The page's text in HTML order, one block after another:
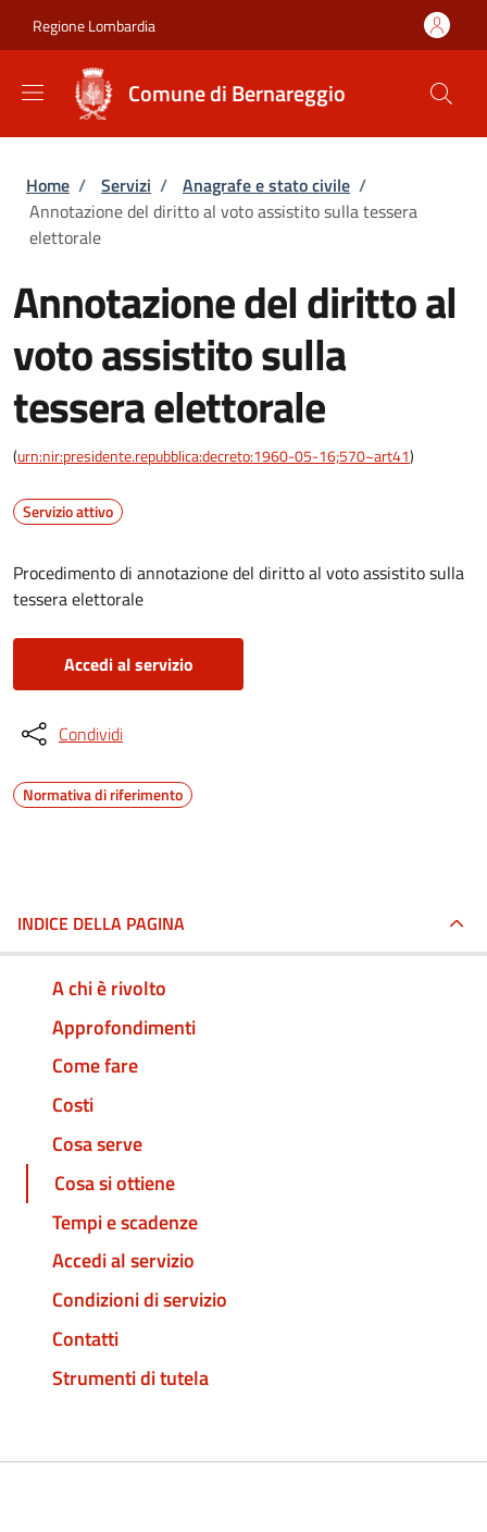
Regione Lombardia
Comune di Bernareggio
Briciole di pane
Home / Servizi / Anagrafe e stato civile /
Annotazione del diritto al voto assistito sulla tessera
elettorale
Annotazione del diritto al
voto assistito sulla
tessera elettorale
(urn:nir:presidente.repubblica:decreto:1960-05-16;570~art41)
Servizio attivo
Procedimento di annotazione del diritto al voto assistito sulla
tessera elettorale
Accedi al servizio
Condividi
Normativa di riferimento
INDICE DELLA PAGINA
A chi è rivolto
Approfondimenti
Come fare
Costi
Cosa serve
Cosa si ottiene
Tempi e scadenze
Accedi al servizio
Condizioni di servizio
Contatti
Strumenti di tutela